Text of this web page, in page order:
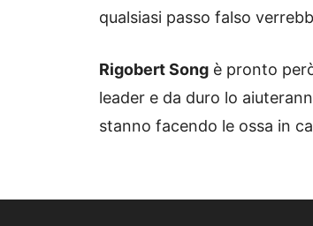
qualsiasi passo falso
Rigobert Song è pronto
leader e da duro lo
stanno facendo le ossa in